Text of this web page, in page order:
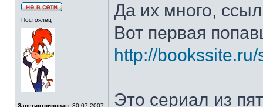
Постоялец
Зарегистрирован: 30.07.2007
Да их много,
Вот первая
http://
Это сериал из